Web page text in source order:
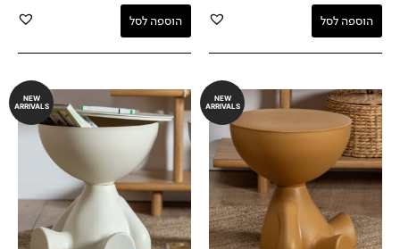
הוספה לסל הוספה לסל
NEW
ARRIVALS
NEW
ARRIVALS